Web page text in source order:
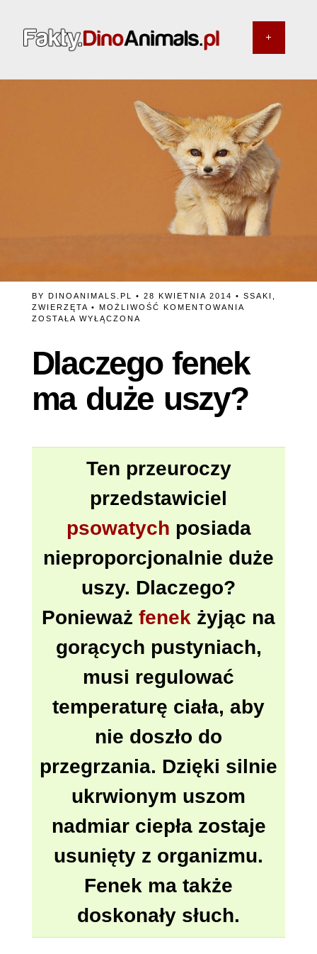
BY DINOANIMALS.PL • 28 KWIETNIA 2014 • SSAKI
ZWIERZĘTA • MOŻLIWOŚĆ KOMENTOWANIADLACZEGO
ZOSTAŁA WYŁĄCZONA
Dlaczego fenek
ma duże uszy?
Ten przeuroczy
przedstawiciel
psowatych posiada
nieproporcjonalnie duże
uszy. Dlaczego?
Ponieważ fenek żyjąc na
gorących pustyniach,
musi regulować
temperaturę ciała, aby
nie doszło do
przegrzania. Dzięki silnie
ukrwionym uszom
nadmiar ciepła zostaje
usunięty z organizmu.
Fenek ma także
doskonały słuch.